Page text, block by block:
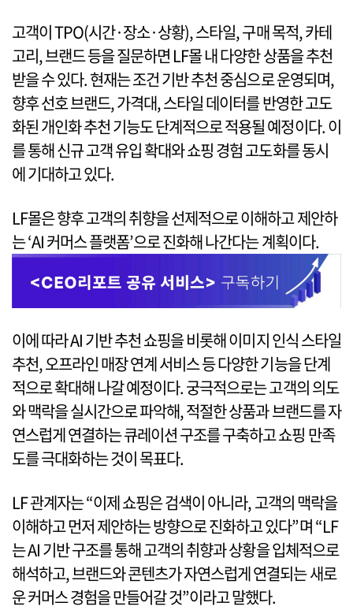
고객이 TPO(시간·장소·상황), 스타일, 구매 목적, 카테
고리, 브랜드 등을 질문하면 LF몰 내 다양한 상품을 추천
받을 수 있다. 현재는 조건 기반 추천 중심으로 운영되며,
향후 선호 브랜드, 가격대, 스타일 데이터를 반영한 고도
화된 개인화 추천 기능도 단계적으로 적용될 예정이다. 이
를 통해 신규 고객 유입 확대와 쇼핑 경험 고도화를 동시
에 기대하고 있다.
LF몰은 향후 고객의 취향을 선제적으로 이해하고 제안하
는 ‘AI 커머스 플랫폼’으로 진화해 나간다는 계획이다.
이에 따라 AI 기반 추천 쇼핑을 비롯해 이미지 인식 스타일
추천, 오프라인 매장 연계 서비스 등 다양한 기능을 단계
적으로 확대해 나갈 예정이다. 궁극적으로는 고객의 의도
와 맥락을 실시간으로 파악해, 적절한 상품과 브랜드를 자
연스럽게 연결하는 큐레이션 구조를 구축하고 쇼핑 만족
도를 극대화하는 것이 목표다.
LF 관계자는 “이제 쇼핑은 검색이 아니라, 고객의 맥락을
이해하고 먼저 제안하는 방향으로 진화하고 있다”며 “LF
는 AI 기반 구조를 통해 고객의 취향과 상황을 입체적으로
해석하고, 브랜드와 콘텐츠가 자연스럽게 연결되는 새로
운 커머스 경험을 만들어갈 것”이라고 말했다.